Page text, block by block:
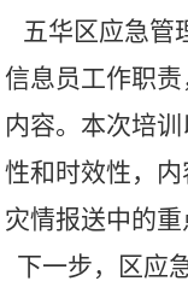
五华区应急管
信息员工作职
内容。本次培
性和时效性，
灾情报送中的
下一步，区应